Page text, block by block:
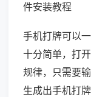
件安装教程
手机打牌可以
十分简单，打
规律，只需要
生成出手机打